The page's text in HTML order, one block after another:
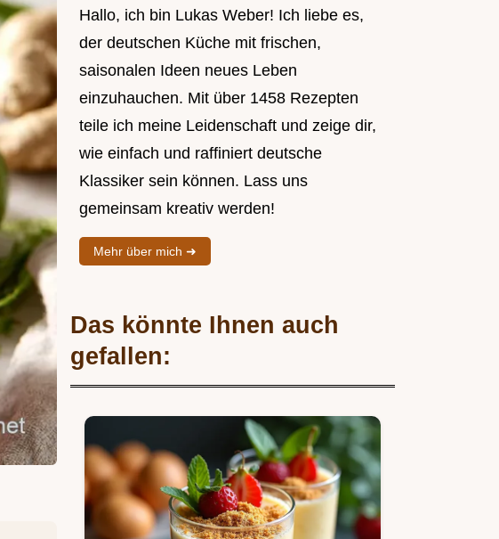
Hallo, ich bin Lukas Weber! Ich liebe es,
der deutschen Küche mit frischen,
saisonalen Ideen neues Leben
einzuhauchen. Mit über 1458 Rezepten
teile ich meine Leidenschaft und zeige dir,
wie einfach und raffiniert deutsche
Klassiker sein können. Lass uns
gemeinsam kreativ werden!
Mehr über mich ➜
Das könnte Ihnen auch
gefallen: